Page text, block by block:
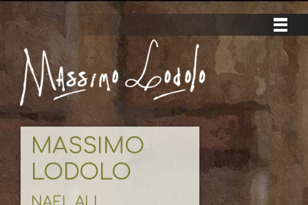
MASSIMO
LODOLO